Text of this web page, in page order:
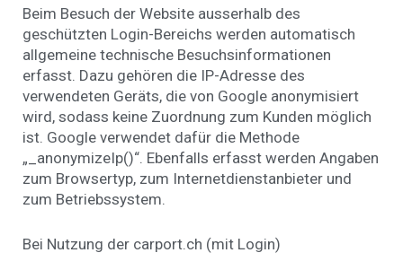
Beim Besuch der Website ausserhalb des
geschützten Login-Bereichs werden automatisch
allgemeine technische Besuchsinformationen
erfasst. Dazu gehören die IP-Adresse des
verwendeten Geräts, die von Google anonymisiert
wird, sodass keine Zuordnung zum Kunden möglich
ist. Google verwendet dafür die Methode
„_anonymizeIp()“. Ebenfalls erfasst werden Angaben
zum Browsertyp, zum Internetdienstanbieter und
zum Betriebssystem.
Bei Nutzung der carport.ch (mit Login)